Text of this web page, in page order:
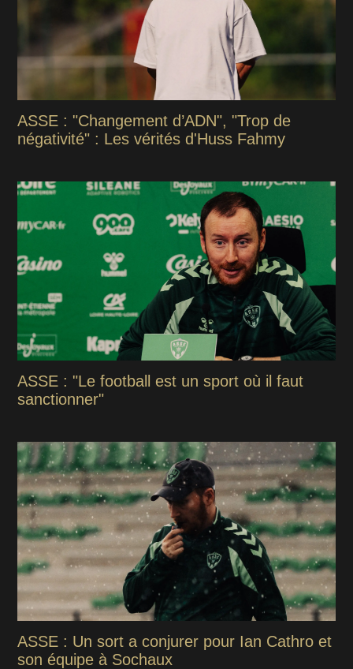
ASSE : "Changement d’ADN", "Trop de
négativité" : Les vérités d'Huss Fahmy
ASSE : "Le football est un sport où il faut
sanctionner"
ASSE : Un sort a conjurer pour Ian Cathro et
son équipe à Sochaux